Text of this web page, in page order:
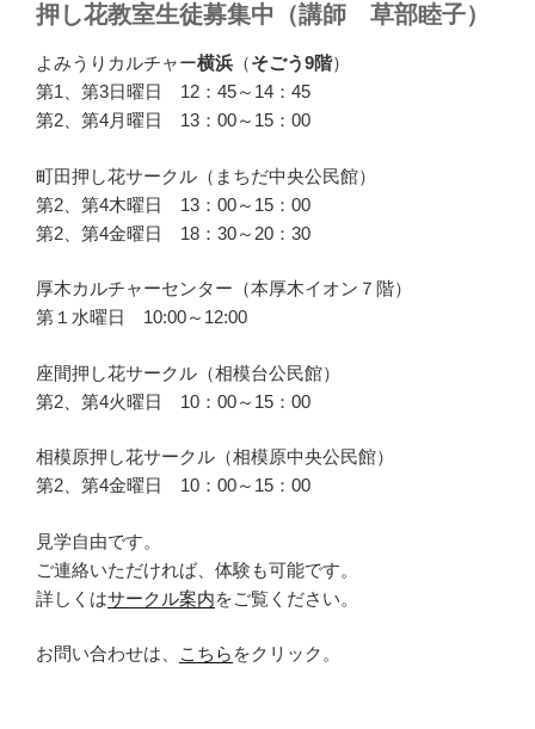
押し花教室生徒募集中（講師 草部睦子）
よみうりカルチャー横浜 （そごう9階）
第1、第3日曜日 12：45～14：45
第2、第4月曜日 13：00～15：00
町田押し花サークル（まちだ中央公民館）
第2、第4木曜日 13：00～15：00
第2、第4金曜日 18：30～20：30
厚木カルチャーセンター（本厚木イオン７階）
第１水曜日 10:00～12:00
座間押し花サークル（相模台公民館）
第2、第4火曜日 10：00～15：00
相模原押し花サークル（相模原中央公民館）
第2、第4金曜日 10：00～15：00
見学自由です。
ご連絡いただければ、体験も可能です。
詳しくはサークル案内をご覧ください。
お問い合わせは、 こちら をクリック。